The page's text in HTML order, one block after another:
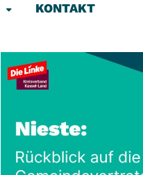
KONTAKT